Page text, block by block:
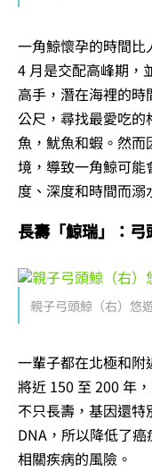
一角鯨懷孕的時間比
4 月是交配高峰期，
高手，潛在海裡的
公尺，尋找最愛吃
魚，魷魚和蝦。然
境，導致一角鯨可
度、深度和時間而溺
長壽「鯨瑞」：弓
親子弓頭鯨（右）悠
一輩子都在北極和
將近 150 至 200 年
不只長壽，基因還
DNA，所以降低了
相關疾病的風險。